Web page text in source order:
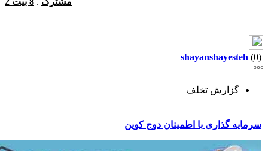
shayanshayesteh (0)
گزارش تخلف
سرمایه گذاری با اطمینان دوج کوین